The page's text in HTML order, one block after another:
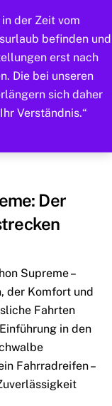
der Zeit vom
befinden und
erst nach
Die bei unseren
sich daher
Verständnis.“
Der
Supreme –
der Komfort und
Fahrten
in den
Fahrradreifen –